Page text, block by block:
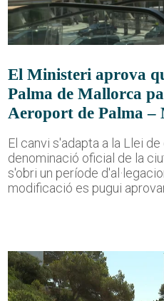
El Ministeri aprova
Palma de Mallorca
Aeroport de Palma –
El canvi s'adapta a la Llei
denominació oficial de la
s'obri un període
modificació es pugui